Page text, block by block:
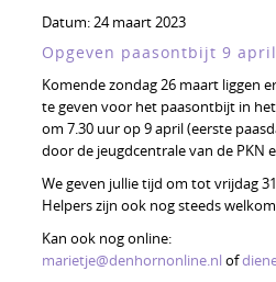
Datum: 24 maart 2023
Opgeven paasontbijt 9 april
Komende zondag 26 maart liggen
te geven voor het paasontbijt in
om 7.30 uur op 9 april (eerste
door de jeugdcentrale van de PKN
We geven jullie tijd om tot vrijdag
Helpers zijn ook nog steeds
Kan ook nog online:
marietje@denhornonline.nl of